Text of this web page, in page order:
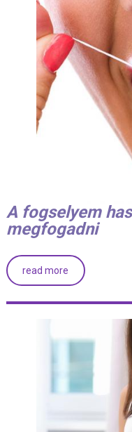
A fogselyem
megfogadni
read more